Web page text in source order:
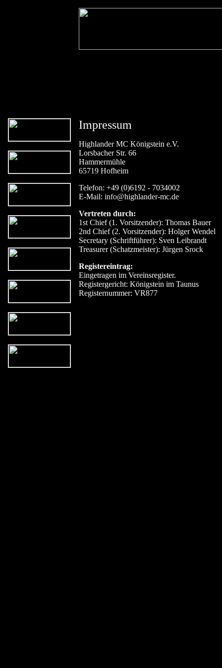
Impressum
Highlander MC Königstein e.V.
Lorsbacher Str. 66
Hammermühle
65719 Hofheim
Telefon: +49 (0)6192 - 7034002
E-Mail: info@highlander-mc.de
Vertreten durch:
1st Chief (1. Vorsitzender): Thomas Bauer
2nd Chief (2. Vorsitzender): Holger Wendel
Secretary (Schriftführer): Sven Leibrandt
Treasurer (Schatzmeister): Jürgen Srock
Registereintrag:
Eingetragen im Vereinsregister.
Registergericht: Königstein im Taunus
Registernummer: VR877